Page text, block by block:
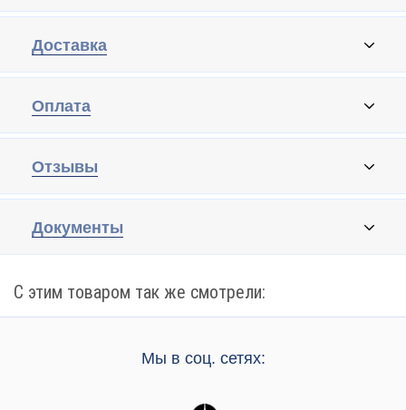
Доставка
Оплата
Отзывы
Документы
С этим товаром так же смотрели:
Мы в соц. сетях: